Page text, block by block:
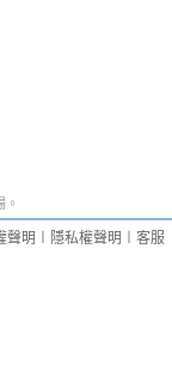
聲明 隱私權聲明 客服